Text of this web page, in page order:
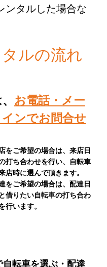
ンタルした場合な
ルの流れ
お電話・メー
ンでお問合せ
をご希望の場合は、来店日
打ち合わせを行い、自転車
店時に選んで頂きます。
をご希望の場合は、配達日
借りたい自転車の打ち合わ
行います。
自転車を選ぶ・配達